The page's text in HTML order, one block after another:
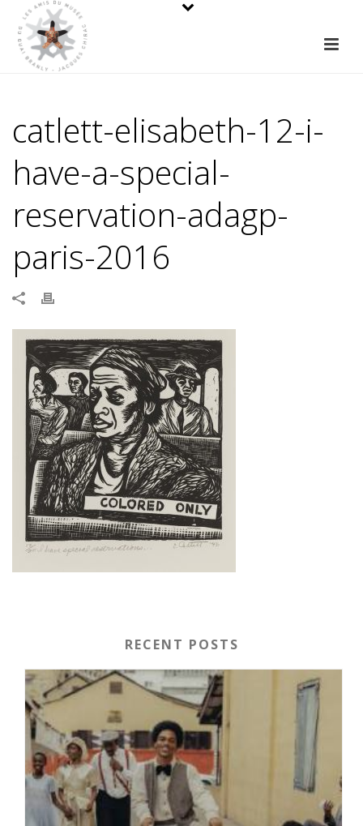
catlett-elisabeth-12-i-
have-a-special-
reservation-adagp-
paris-2016
RECENT POSTS